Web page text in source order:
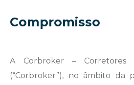
Compromisso
A Corbroker – Corretores
(“Corbroker”), no âmbito da